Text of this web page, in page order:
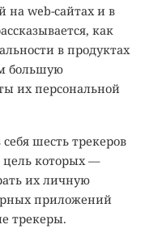
на web-сайтах и ​​в
как
в продуктах
большую
их персональной
шесть трекеров
цель которых —
их личную
приложений
трекеры.